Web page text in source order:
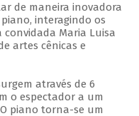
de maneira inovadora
interagindo os
Maria Luisa
artes cênicas e
através de 6
o espectador a um
piano torna-se um